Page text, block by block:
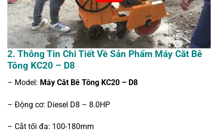
2. Thông Tin Chi Tiết Về Sản Phẩm Máy Căt Bê
Tông KC20 – D8
– Model: Máy Căt Bê Tông KC20 – D8
– Động cơ: Diesel D8 – 8.0HP
– Cắt tối đa: 100-180mm